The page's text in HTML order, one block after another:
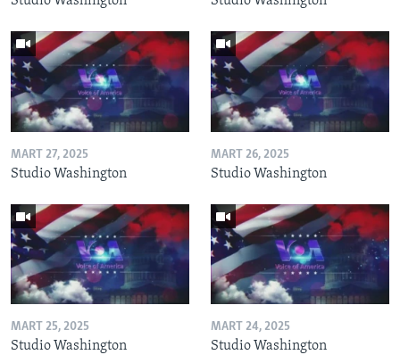
MART 27, 2025
Studio Washington
MART 26, 2025
Studio Washington
MART 25, 2025
Studio Washington
MART 24, 2025
Studio Washington